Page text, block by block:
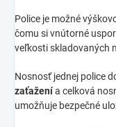
Police je možné
čomu si vnútorné
veľkosti skladovaných
Nosnosť jednej police
zaťaženía celková
umožňuje bezpečné